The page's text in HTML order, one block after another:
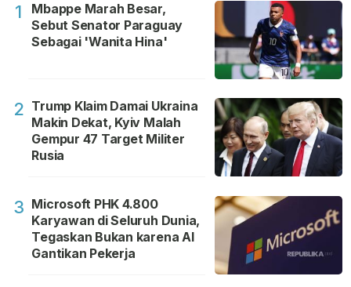
1
Mbappe Marah Besar,
Sebut Senator Paraguay
Sebagai 'Wanita Hina'
2 Trump Klaim Damai Ukraina
Makin Dekat, Kyiv Malah
Gempur 47 Target Militer
Rusia
3 Microsoft PHK 4.800
Karyawan di Seluruh Dunia,
Tegaskan Bukan karena AI
Gantikan Pekerja